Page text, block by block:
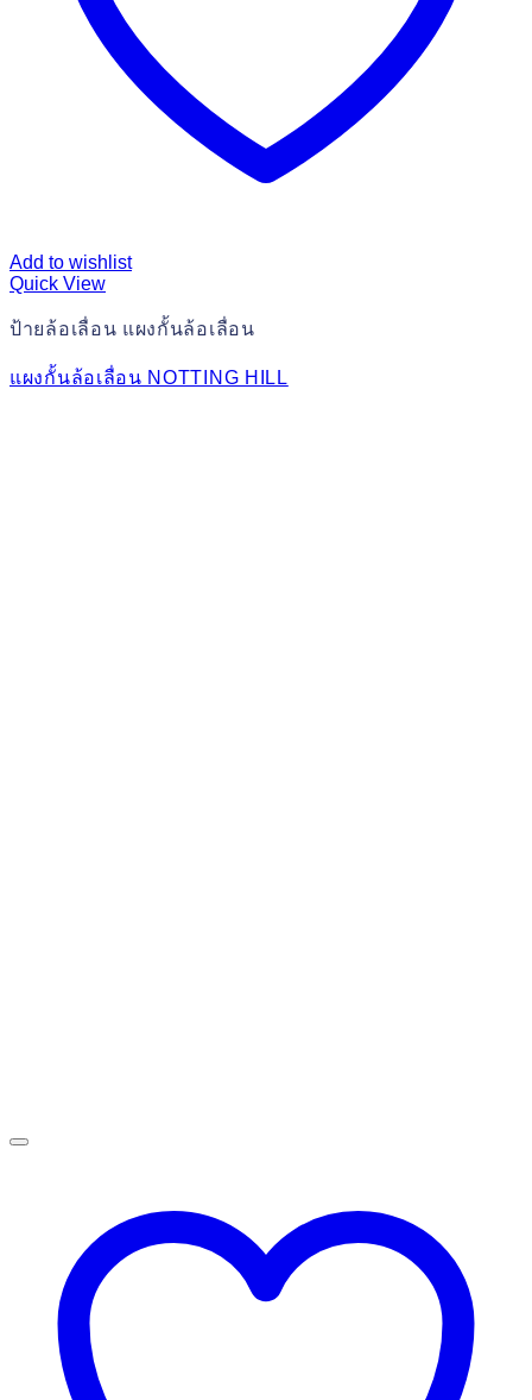
Add to wishlist
Quick View
ป้ายล้อเลื่อน แผงกั้นล้อเลื่อน
แผงกั้นล้อเลื่อน NOTTING HILL